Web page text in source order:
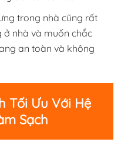
trong nhà cũng rất
ở nhà và muốn chắc
an toàn và không
Tối Ưu Với Hệ
Sạch